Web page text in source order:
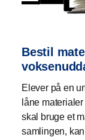
Bestil
Elever på en
låne
skal bruge et
samlingen,